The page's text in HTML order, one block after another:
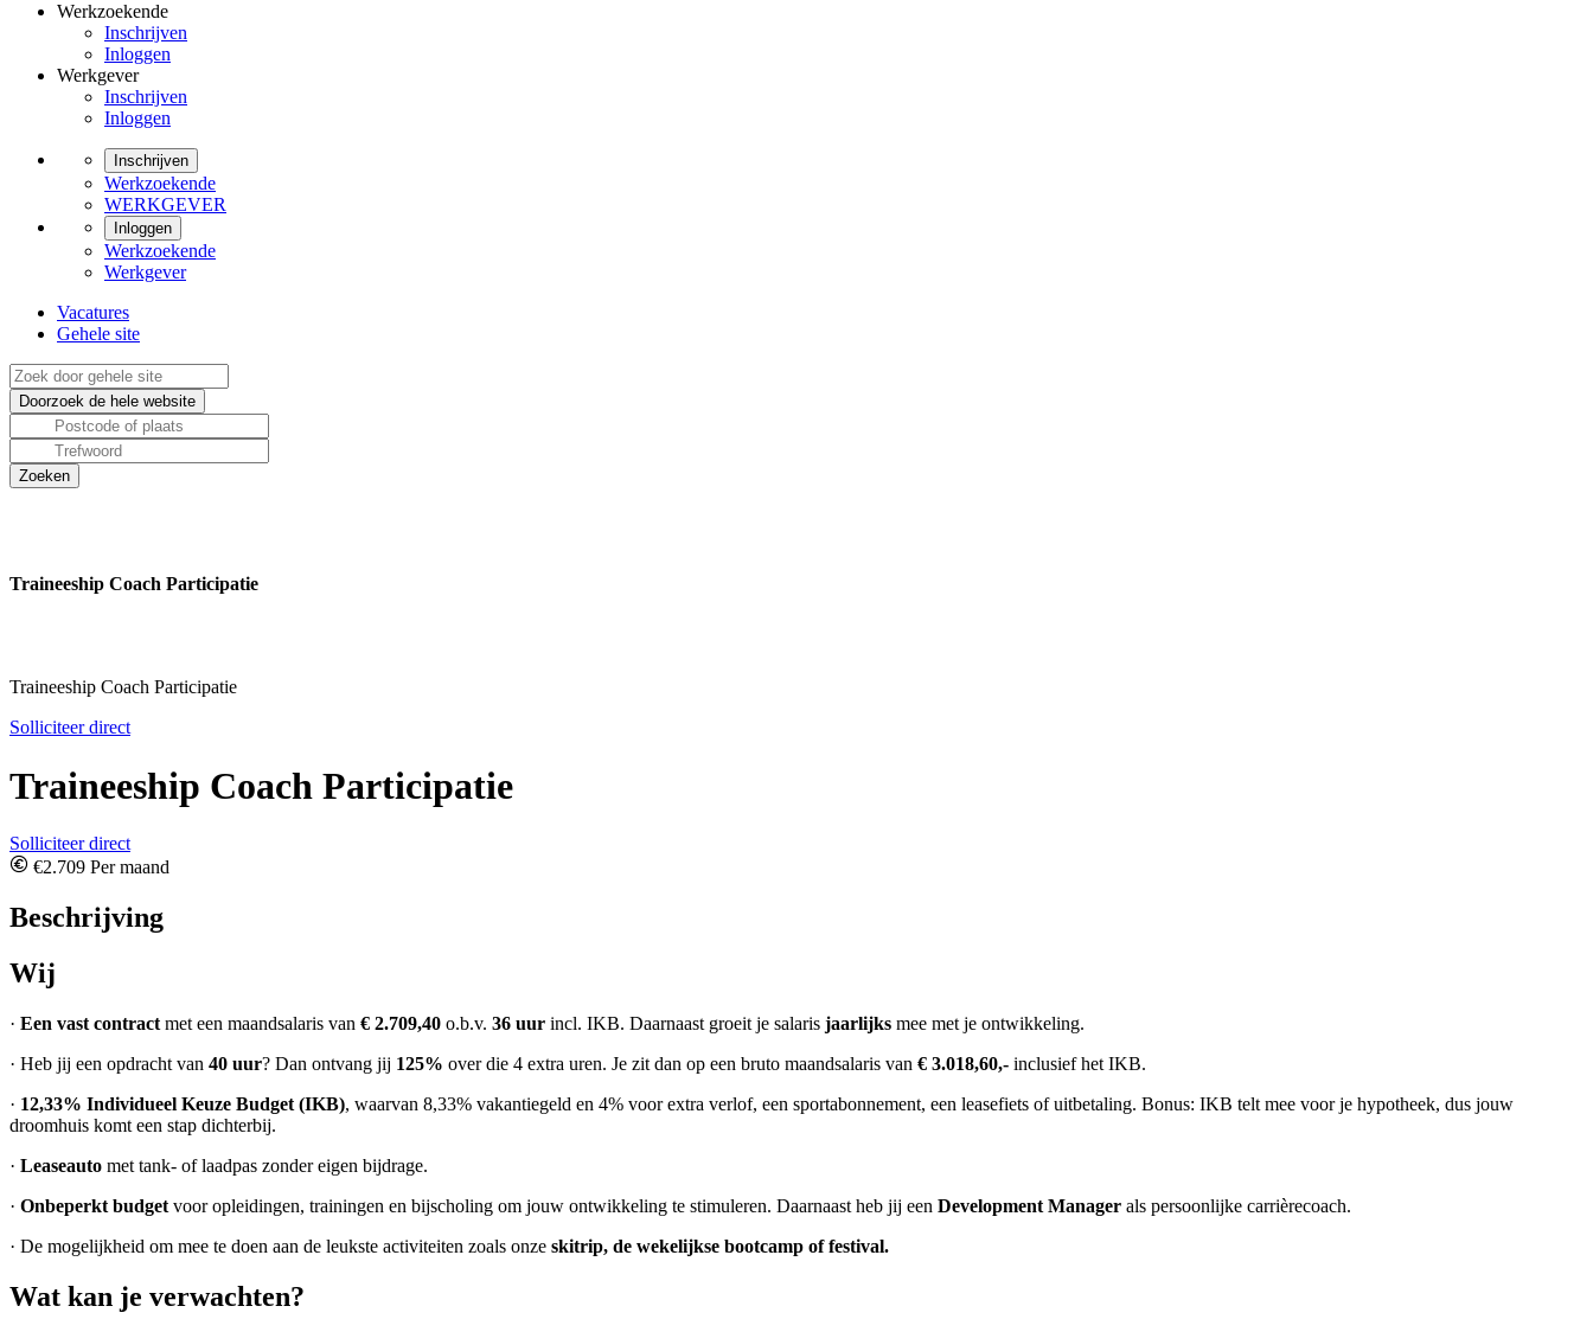
Werkzoekende
Inschrijven
Inloggen
Werkgever
Inschrijven
Inloggen
Inschrijven
Werkzoekende
WERKGEVER
Inloggen
Werkzoekende
Werkgever
Vacatures
Gehele site
Traineeship Coach Participatie
Traineeship Coach Participatie
Solliciteer direct
Traineeship Coach Participatie
Solliciteer direct
€2.709 Per maand
Beschrijving
Wij
· Een vast contract met een maandsalaris van € 2.709,40 o.b.v. 36 uur incl. IKB. Daarnaast groeit je salaris jaarlijks mee met je ontwikkeling.
· Heb jij een opdracht van 40 uur? Dan ontvang jij 125% over die 4 extra uren. Je zit dan op een bruto maandsalaris van € 3.018,60,- inclusief het IKB.
· 12,33% Individueel Keuze Budget (IKB), waarvan 8,33% vakantiegeld en 4% voor extra verlof, een sportabonnement, een leasefiets of uitbetaling. Bonus: IKB telt mee voor je hypotheek, dus jouw
droomhuis komt een stap dichterbij.
· Leaseauto met tank- of laadpas zonder eigen bijdrage.
· Onbeperkt budget voor opleidingen, trainingen en bijscholing om jouw ontwikkeling te stimuleren. Daarnaast heb jij een Development Manager als persoonlijke carrièrecoach.
· De mogelijkheid om mee te doen aan de leukste activiteiten zoals onze skitrip, de wekelijkse bootcamp of festival.
Wat kan je verwachten?